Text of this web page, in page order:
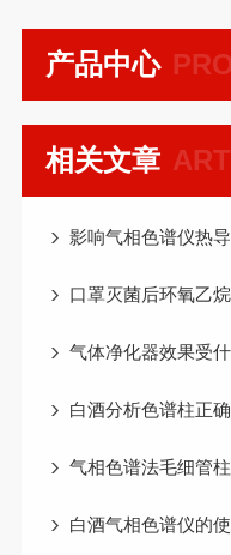
产品中心
相关文章
影响气相色谱仪热
口罩灭菌后环氧乙
气体净化器效果受
白酒分析色谱柱正
气相色谱法毛细管
白酒气相色谱仪的